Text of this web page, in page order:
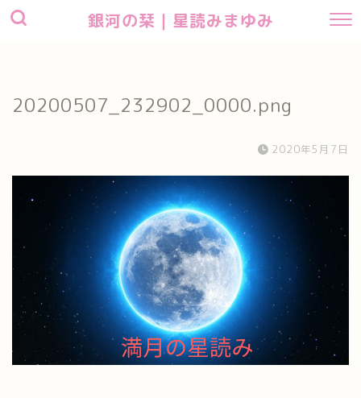
銀河の栞｜星読みまゆみ
20200507_232902_0000.png
2020年5月7日